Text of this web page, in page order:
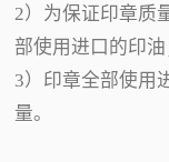
2）为保证印章质
部使用进口的印油
3）印章全部使用
量。